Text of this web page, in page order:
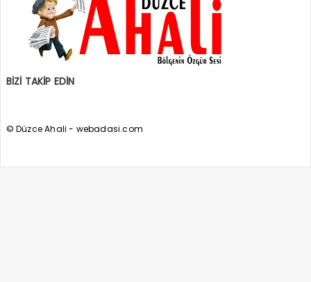
BİZİ TAKİP EDİN
© Düzce Ahali - webadasi.com